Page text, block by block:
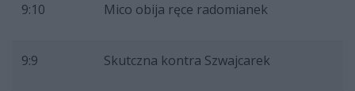
9:10 Mico obija ręce radomianek
9:9 Skutczna kontra Szwajcarek